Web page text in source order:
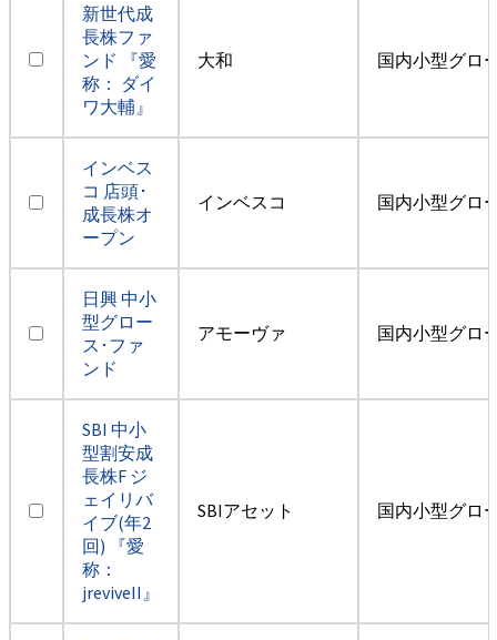
新世代成
長株ファ
ンド 『愛
称： ダイ
ワ大輔』
大和 国内小型グロ
インベス
コ 店頭･
成長株オ
ープン
インベスコ 国内小型グロ
日興 中小
型グロー
ス･ファ
ンド
アモーヴァ 国内小型グロ
SBI 中小
型割安成
長株F ジ
ェイリバ
イブ(年2
回) 『愛
称：
jreviveII』
SBIアセット 国内小型グロ